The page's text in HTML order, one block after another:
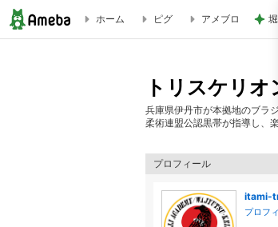
入会キャンペーン実施中★ 5月7日〜先着３
ホーム ピグ アメブロ
トリスケリオ
兵庫県伊丹市が本拠地のブラ
柔術連盟公認黒帯が指導し、
プロフィール
itami-
プロフ